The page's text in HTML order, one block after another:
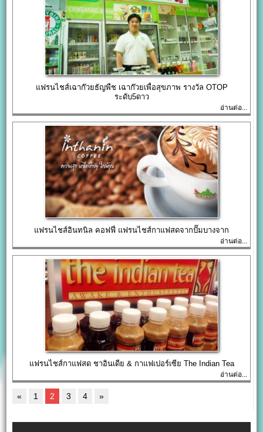
แฟรนไชส์เฉาก๊วยธัญพืช เฉาก๊วยเพื่อสุขภาพ รางวัล OTOP
ระดับ5ดาว
อ่านต่อ...
แฟรนไชส์อินทนิล คอฟฟี่ แฟรนไชส์กาแฟสดจากปั๊มบางจาก
อ่านต่อ...
แฟรนไชส์กาแฟสด ชาอินเดีย & กาแฟเปอร์เซีย The Indian Tea
อ่านต่อ...
« 1 2 3 4 »